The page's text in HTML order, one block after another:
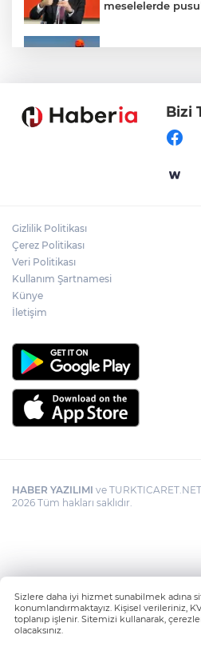
meselelerde
Samsun’da
Yapay zekada
Bizi
Gizlilik Politikası
Çerez Politikası
Veri Politikası
Kullanım Şartnamesi
Künye
İletişim
HABER YAZILIMI ve
2026 Tüm hakları saklıdır.
Sizlere daha iyi hizmet sunabilmek adına
konumlandırmaktayız. Kişisel verileriniz,
toplanıp işlenir. Sitemizi kullanarak,
olacaksınız.